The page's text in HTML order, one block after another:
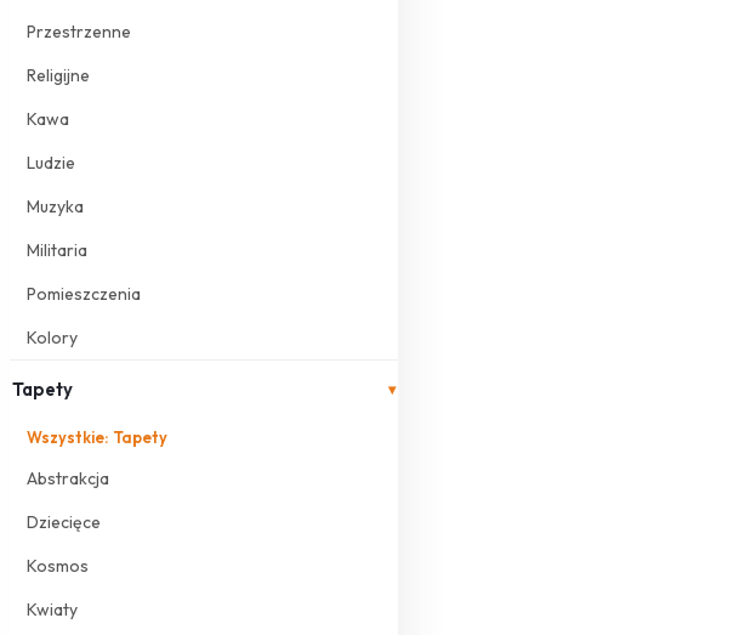
Przestrzenne
Religijne
Kawa
Ludzie
Muzyka
Militaria
Pomieszczenia
Kolory
Tapety ▾
Wszystkie: Tapety
Abstrakcja
Dziecięce
Kosmos
Kwiaty